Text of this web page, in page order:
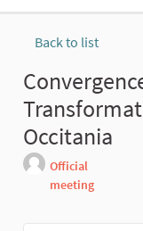
Back to list
Occitania
Official
meeting